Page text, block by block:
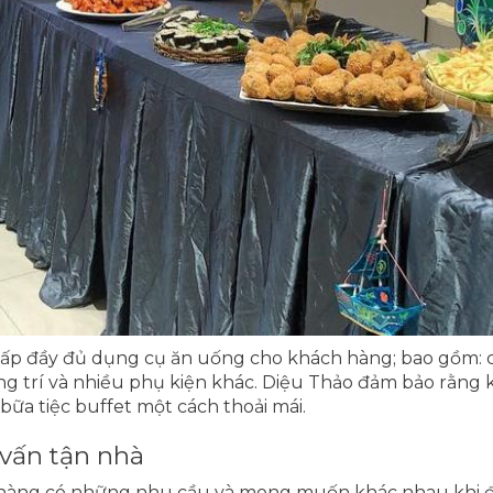
đầy đủ dụng cụ ăn uống cho khách hàng; bao gồm:
trí và nhiều phụ kiện khác. Diệu Thảo đảm bảo rằng
tiệc buffet một cách thoải mái.
tận nhà